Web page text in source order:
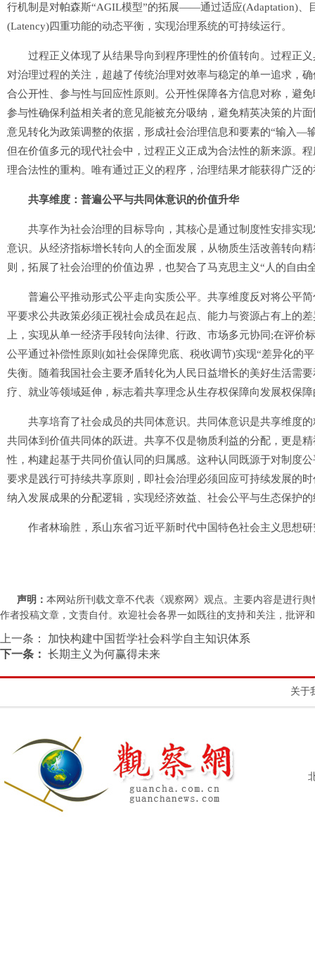
行机制是对帕森斯“AGIL模型”的拓展——通过适应(Adaptation)、
(Latency)四重功能的动态平衡，实现治理系统的可持续运行。
过程正义体现了从结果导向到程序理性的价值转向。过程正义
对治理过程的关注，超越了传统治理对效率与稳定的单一追求，
合公开性、参与性与回应性原则。公开性保障各方信息对称，避
参与性确保利益相关者的意见能被充分吸纳，避免精英决策的片
意见转化为政策调整的依据，形成社会治理信息和要素的“输入—
但在价值多元的现代社会中，过程正义正成为合法性的新来源。
理合法性的重构。唯有通过正义的程序，治理结果才能获得广泛
共享维度：普遍公平与共同体意识的价值升华
共享作为社会治理的目标导向，其核心是通过制度性安排实现
意识。从经济指标增长转向人的全面发展，从物质生活改善转向
则，拓展了社会治理的价值边界，也契合了马克思主义“人的自由
普遍公平推动形式公平走向实质公平。共享维度反对将公平简
平要求公共政策必须正视社会成员在起点、能力与资源占有上的
上，实现从单一经济手段转向法律、行政、市场多元协同;在评
公平通过补偿性原则(如社会保障兜底、税收调节)实现“差异化的
失衡。随着我国社会主要矛盾转化为人民日益增长的美好生活需
疗、就业等领域延伸，标志着共享理念从生存权保障向发展权保
共享培育了社会成员的共同体意识。共同体意识是共享维度的
共同体到价值共同体的跃进。共享不仅是物质利益的分配，更是
性，构建起基于共同价值认同的归属感。这种认同既源于对制度
要求是践行可持续共享原则，即社会治理必须回应可持续发展的
纳入发展成果的分配逻辑，实现经济效益、社会公平与生态保护
作者林瑜胜，系山东省习近平新时代中国特色社会主义思想研
声明： 本网站所刊载文章不代表《观察网》观点。主要内容是进行
作者投稿文章，文责自付。欢迎社会各界一如既往的支持和关注，批评和
上一条：
加快构建中国哲学社会科学自主知识体系
下一条： 长期主义为何赢得未来
关于